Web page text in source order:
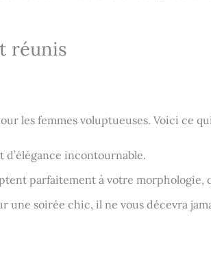
réunis
les femmes voluptueuses. Voici ce
incontournable.
parfaitement à votre morphologie,
une soirée chic, il ne vous décevra